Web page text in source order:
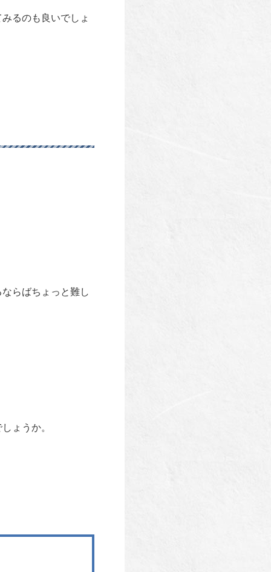
るのも良いでしょ
らばちょっと難し
ょうか。